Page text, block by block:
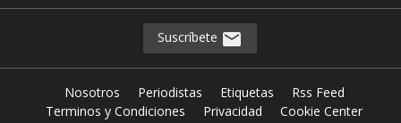
Suscríbete
Nosotros Periodistas Etiquetas
Rss Feed
Terminos y Condiciones
Privacidad Cookie Center